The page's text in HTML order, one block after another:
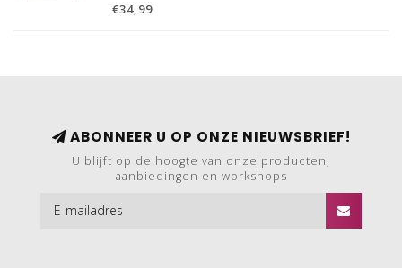
€34,99
ABONNEER U OP ONZE NIEUWSBRIEF!
U blijft op de hoogte van onze producten,
aanbiedingen en workshops